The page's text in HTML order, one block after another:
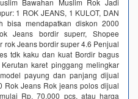
Bawahan Muslim Rok Jadi
1 ROK JEANS, 1 KULOT, DAN
bisa mendapatkan diskon 2000
Jeans bordir superr, Shopee
rok Jeans bordir super 4.6 Penjual
tdk kaku dan kuat Bordir bagus
karet pinggang melingkar
payung dan panjang dijual
Rok Jeans Rok jeans polos dijual
Rp. 70.000 pcs, atau harga